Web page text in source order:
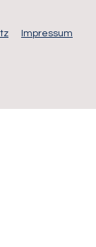
Impressum